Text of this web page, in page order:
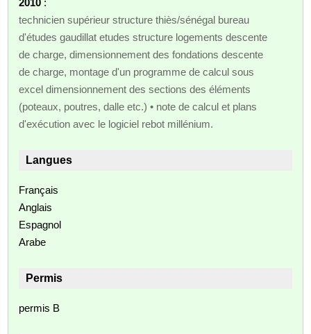
technicien supérieur structure thiès/sénégal bureau
d'études gaudillat etudes structure logements descente
de charge, dimensionnement des fondations descente
de charge, montage d'un programme de calcul sous
excel dimensionnement des sections des éléments
(poteaux, poutres, dalle etc.) • note de calcul et plans
d'exécution avec le logiciel rebot millénium.
Langues
Français
Anglais
Espagnol
Arabe
Permis
permis B